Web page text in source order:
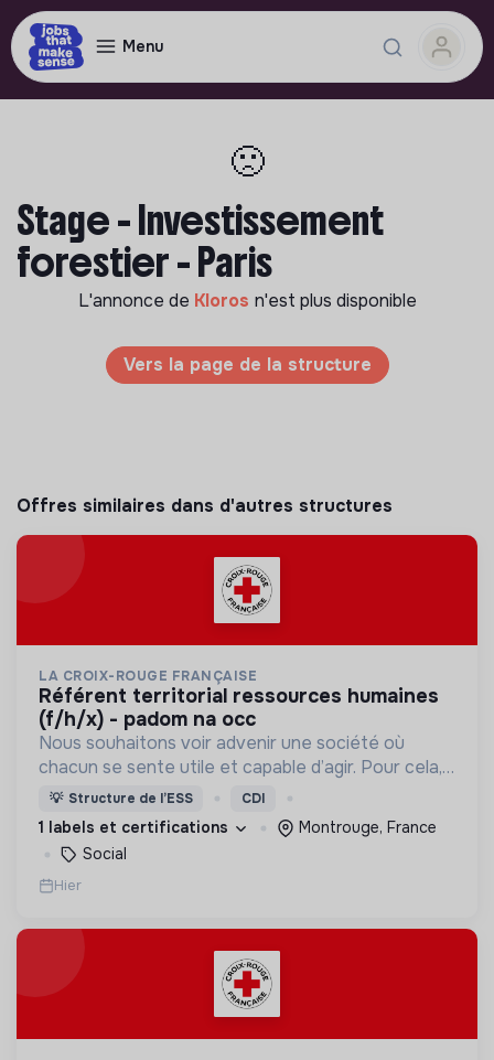
Menu
🙁
Stage - Investissement
forestier - Paris
L'annonce de Kloros n'est plus disponible
Vers la page de la structure
Offres similaires dans d'autres structures
LA CROIX-ROUGE FRANÇAISE
référent territorial ressources humaines
(f/h/x) - padom na occ
Nous souhaitons voir advenir une société où
chacun se sente utile et capable d’agir. Pour cela,
nous proposons des moyens et des lieux
d’engagement innovants et adaptés à tous.
💡 Structure de l’ESS CDI
1 labels et certifications
Montrouge, France
Social
Hier